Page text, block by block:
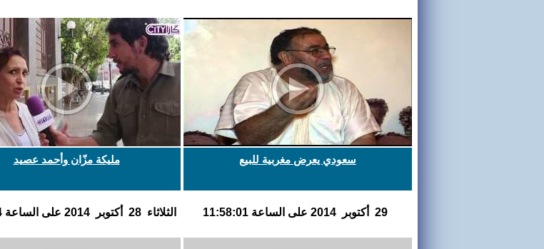
سعودي يعرض مغربية للبيع
29 أكتوبر 2014 على الساعة 11:58:01
مليكة مزّان وأحمد عصيد
الثلاثاء 28 أكتوبر 2014 على الساعة 22:57:24